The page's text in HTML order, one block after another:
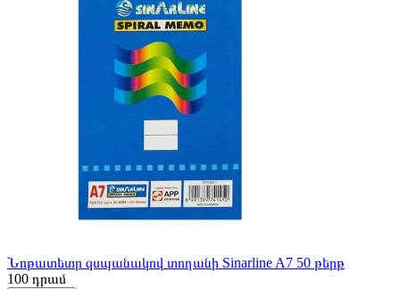
Նոթատետր զսպանակով տողանի Sinarline A7 50 թերթ
100 դրամ